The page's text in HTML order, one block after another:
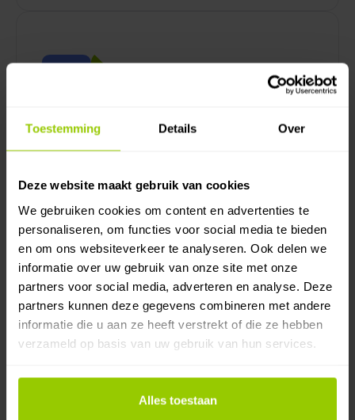
Toestemming Details Over
Deze website maakt gebruik van cookies
We gebruiken cookies om content en advertenties te
personaliseren, om functies voor social media te bieden
en om ons websiteverkeer te analyseren. Ook delen we
informatie over uw gebruik van onze site met onze
partners voor social media, adverteren en analyse. Deze
partners kunnen deze gegevens combineren met andere
informatie die u aan ze heeft verstrekt of die ze hebben
verzameld op basis van uw gebruik van hun services.
Alles toestaan
Formulieren
Stroomlijn de bedrijfsvoering met aanpasbare
digitale formulieren die werknemers altijd en
overal kunnen invullen
More in English